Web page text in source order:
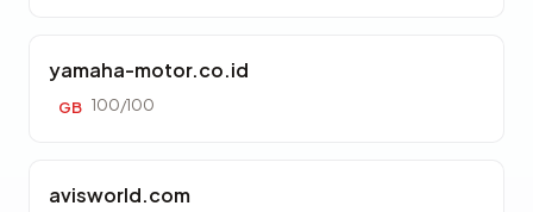
yamaha-motor.co.id
GB 100/100
avisworld.com